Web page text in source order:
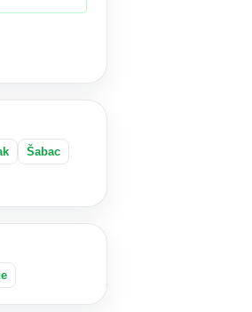
Šabac